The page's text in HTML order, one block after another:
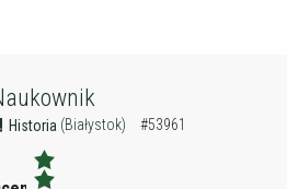
Historia (Białystok) #53961